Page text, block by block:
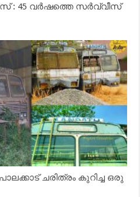
: 45 വർഷത്തെ സർവ്വീസ്
ചരിത്രം കുറിച്ച ഒരു